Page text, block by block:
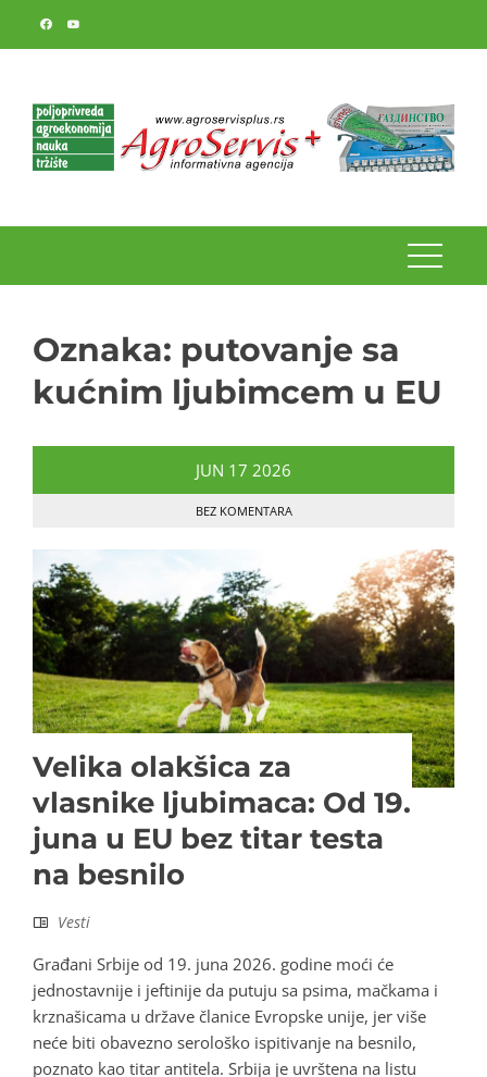
Oznaka: putovanje sa
kućnim ljubimcem u EU
JUN 17 2026
BEZ KOMENTARA
Velika olakšica za
vlasnike ljubimaca: Od 19.
juna u EU bez titar testa
na besnilo
Vesti
Građani Srbije od 19. juna 2026. godine moći će
jednostavnije i jeftinije da putuju sa psima, mačkama i
krznašicama u države članice Evropske unije, jer više
neće biti obavezno serološko ispitivanje na besnilo,
poznato kao titar antitela. Srbija je uvrštena na listu